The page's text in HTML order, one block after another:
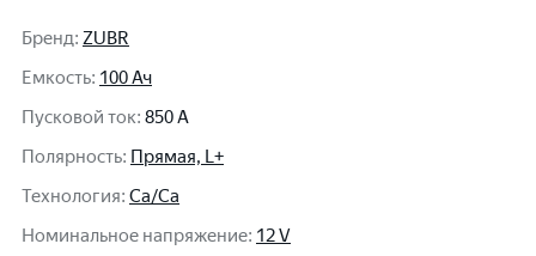
Бренд: ZUBR
Емкость: 100 Ач
Пусковой ток: 850 A
Полярность: Прямая, L+
Технология: Ca/Ca
Номинальное напряжение: 12 V